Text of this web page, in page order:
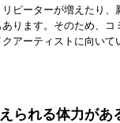
ピーターが増えたり、
ります。そのため、コ
アーティストに向いて
られる体力があ